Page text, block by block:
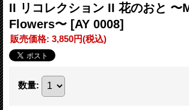
II リコレクション II 花のおと 〜
Flowers〜 [AY 0008]
販売価格: 3,850円(税込)
数量: